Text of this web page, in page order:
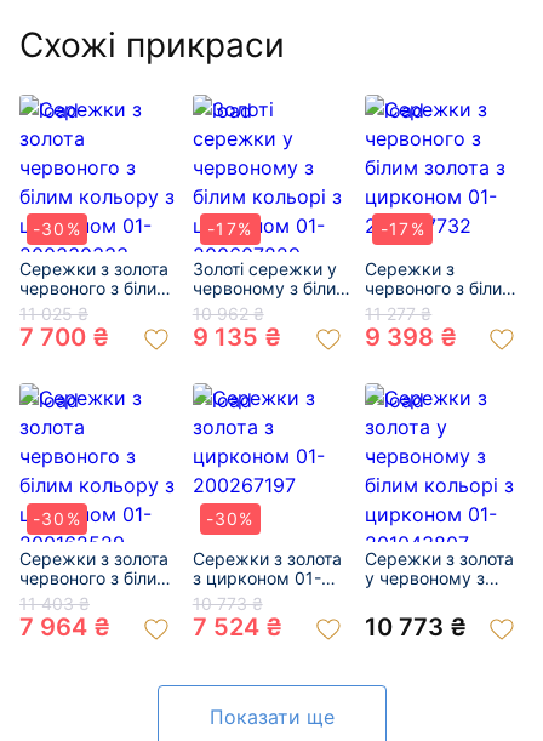
Схожі прикраси
-30%
Сережки з золота
червоного з білим
кольору з
цирконом 01-
200330333
11 025 ₴
7 700 ₴
-17%
Золоті сережки у
червоному з білим
кольорі з
цирконом 01-
200607829
10 962 ₴
9 135 ₴
-17%
Сережки з
червоного з білим
золота з цирконом
01-200507732
11 277 ₴
9 398 ₴
-30%
Сережки з золота
червоного з білим
кольору з
цирконом 01-
200162529
11 403 ₴
7 964 ₴
-30%
Сережки з золота
з цирконом 01-
200267197
10 773 ₴
7 524 ₴
Сережки з золота
у червоному з
цирконом 01-
201043807
10 773 ₴
Показати ще